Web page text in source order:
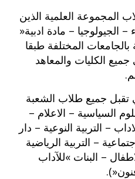
المجموعة العلمية الذين
– ‬الجيولوجيا‮ – ‬مادة ادبية‮«
المختلفة طبقا
الكليات والمعاهد
تقبل جميع طلاب الشعبة
السياسية‮ – ‬الاعلام‮ –
– ‬التربية النوعية‮ – ‬دار
– ‬التربية الرياضية‮
– ‬البنات‮ »‬للآداب